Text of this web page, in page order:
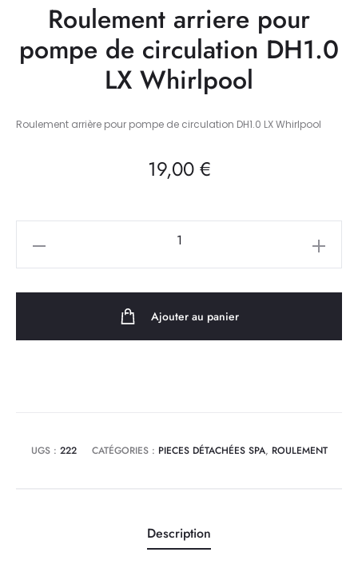
Roulement arriere pour
pompe de circulation DH1.0
LX Whirlpool
Roulement arrière pour pompe de circulation DH1.0 LX Whirlpool
19,00 €
Ajouter au panier
UGS : 222 CATÉGORIES : PIECES DÉTACHÉES SPA, ROULEMENT
Description